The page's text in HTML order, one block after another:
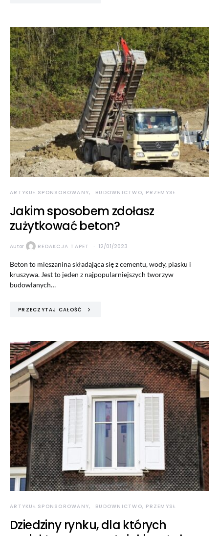
ARTYKUŁ SPONSOROWANY BUDOWNICTWO, PRZEMYSŁ
Jakim sposobem zdołasz
zużytkować beton?
Autor REDAKCJA TAPET 12/01/2023
Beton to mieszanina składająca się z cementu, wody, piasku i
kruszywa. Jest to jeden z najpopularniejszych tworzyw
budowlanych…
PRZECZYTAJ CAŁOŚĆ
ARTYKUŁ SPONSOROWANY BUDOWNICTWO, PRZEMYSŁ
Dziedziny rynku, dla których